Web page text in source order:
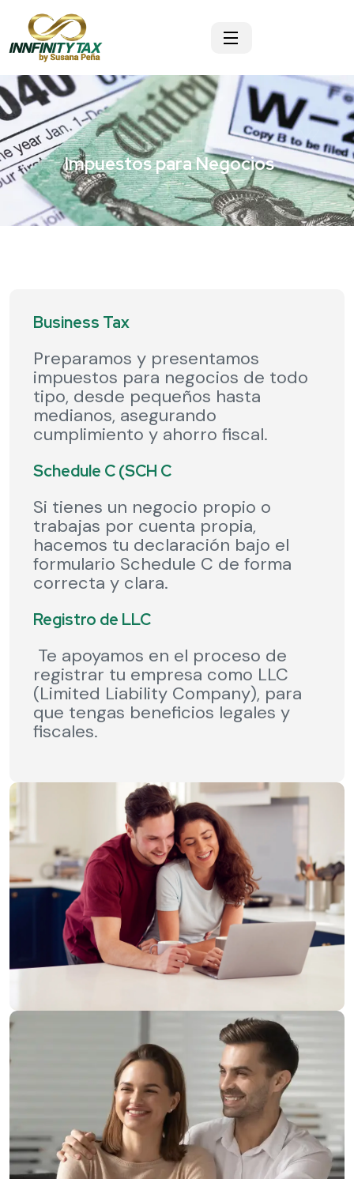
innfinitytax
Impuestos para Negocios
Business Tax
Preparamos y presentamos
impuestos para negocios de todo
tipo, desde pequeños hasta
medianos, asegurando
cumplimiento y ahorro fiscal.
Schedule C (SCH C
Si tienes un negocio propio o
trabajas por cuenta propia,
hacemos tu declaración bajo el
formulario Schedule C de forma
correcta y clara.
Registro de LLC
Te apoyamos en el proceso de
registrar tu empresa como LLC
(Limited Liability Company), para
que tengas beneficios legales y
fiscales.